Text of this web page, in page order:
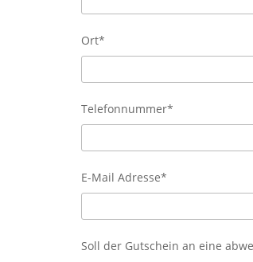
Ort*
Telefonnummer*
E-Mail Adresse*
Soll der Gutschein an eine